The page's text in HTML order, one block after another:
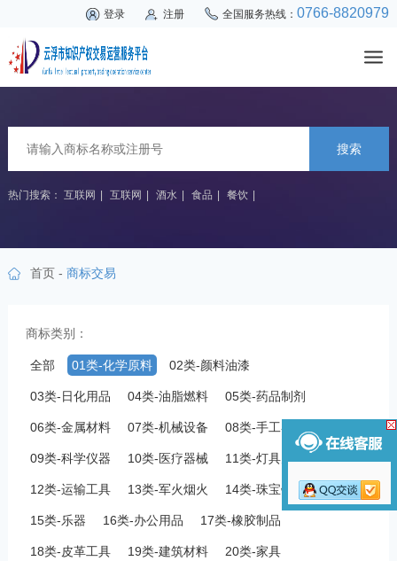
登录 注册 全国服务热线：0766-8820979
搜索
热门搜索： 互联网 互联网 酒水 食品 餐饮
首页- 商标交易
商标类别：
全部 01类-化学原料 02类-颜料油漆
03类-日化用品 04类-油脂燃料 05类-药品制剂
06类-金属材料 07类-机械设备 08类-手工器械
09类-科学仪器 10类-医疗器械 11类-灯具空调
12类-运输工具 13类-军火烟火 14类-珠宝钟表
15类-乐器 16类-办公用品 17类-橡胶制品
18类-皮革工具 19类-建筑材料 20类-家具